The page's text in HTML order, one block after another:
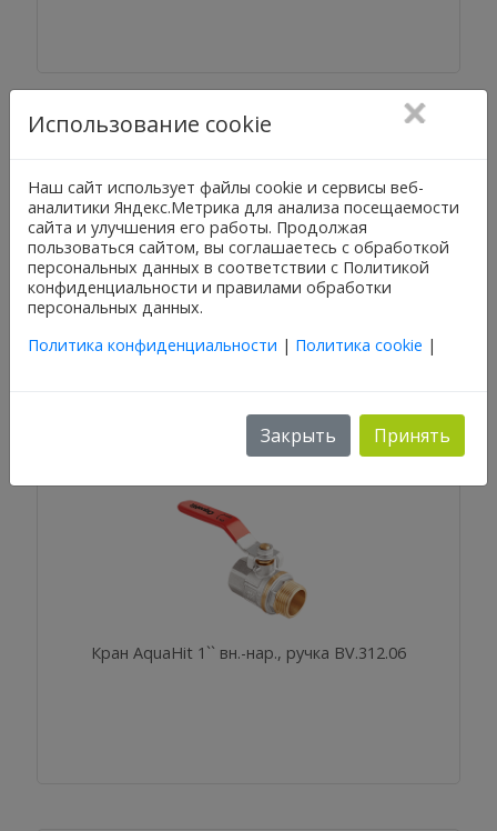
Кран AquaHit 1" вн.-нар., бабочка BV.314.06
Кран AquaHit 1`` вн.-нар., ручка BV.312.06
Использование cookie
Наш сайт использует файлы cookie и сервисы веб-
аналитики Яндекс.Метрика для анализа посещаемости
сайта и улучшения его работы. Продолжая
пользоваться сайтом, вы соглашаетесь с обработкой
персональных данных в соответствии с Политикой
конфиденциальности и правилами обработки
персональных данных.
Политика конфиденциальности | Политика cookie |
Закрыть Принять